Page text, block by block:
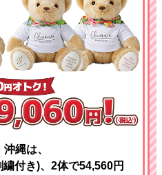
縄は、
付き)、2体で54,560円